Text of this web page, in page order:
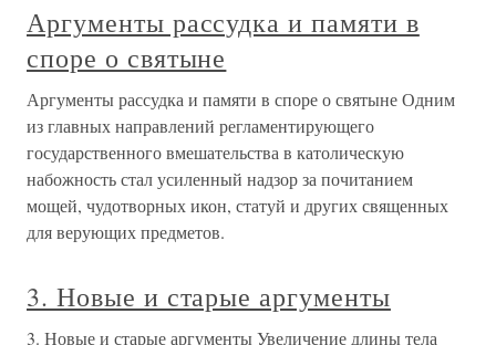
Аргументы рассудка и памяти в
споре о святыне
Аргументы рассудка и памяти в споре о святыне Одним
из главных направлений регламентирующего
государственного вмешательства в католическую
набожность стал усиленный надзор за почитанием
мощей, чудотворных икон, статуй и других священных
для верующих предметов.
3. Новые и старые аргументы
3. Новые и старые аргументы Увеличение длины тела